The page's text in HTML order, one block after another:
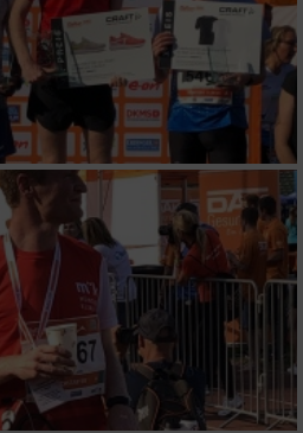
Auswahl
Personalisierung
zur Auswahl
von Inhalten
durch Statistiken
aus